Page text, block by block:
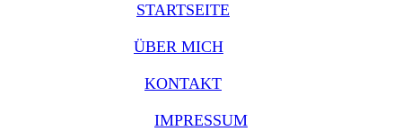
STARTSEITE
ÜBER MICH
KONTAKT
IMPRESSUM